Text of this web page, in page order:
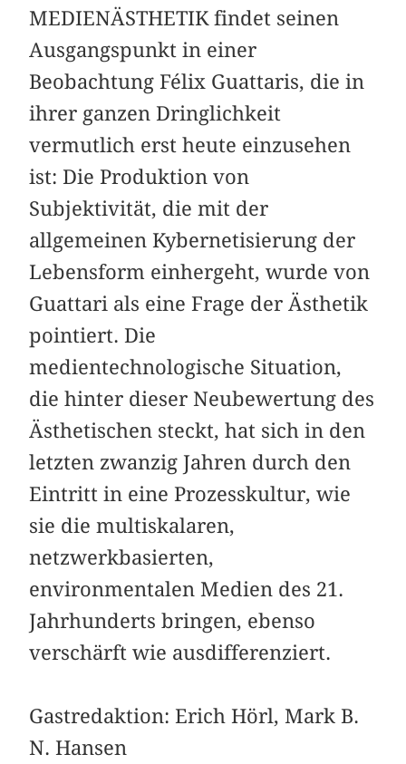
MEDIENÄSTHETIK findet seinen
Ausgangspunkt in einer
Beobachtung Félix Guattaris, die in
ihrer ganzen Dringlichkeit
vermutlich erst heute einzusehen
ist: Die Produktion von
Subjektivität, die mit der
allgemeinen Kybernetisierung der
Lebensform einhergeht, wurde von
Guattari als eine Frage der Ästhetik
pointiert. Die
medientechnologische Situation,
die hinter dieser Neubewertung des
Ästhetischen steckt, hat sich in den
letzten zwanzig Jahren durch den
Eintritt in eine Prozesskultur, wie
sie die multiskalaren,
netzwerkbasierten,
environmentalen Medien des 21.
Jahrhunderts bringen, ebenso
verschärft wie ausdifferenziert.
Gastredaktion: Erich Hörl, Mark B.
N. Hansen